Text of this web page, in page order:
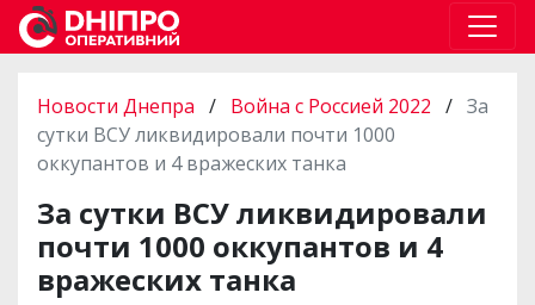
Новости Днепра / Война с Россией 2022 / За
сутки ВСУ ликвидировали почти 1000
оккупантов и 4 вражеских танка
За сутки ВСУ ликвидировали
почти 1000 оккупантов и 4
вражеских танка